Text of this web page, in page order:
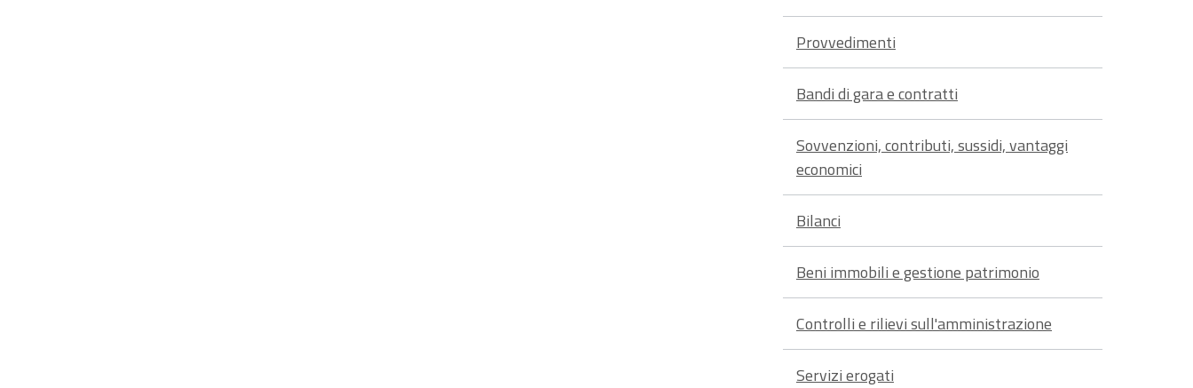
Provvedimenti
Bandi di gara e contratti
Sovvenzioni, contributi, sussidi, vantaggi
economici
Bilanci
Beni immobili e gestione patrimonio
Controlli e rilievi sull'amministrazione
Servizi erogati